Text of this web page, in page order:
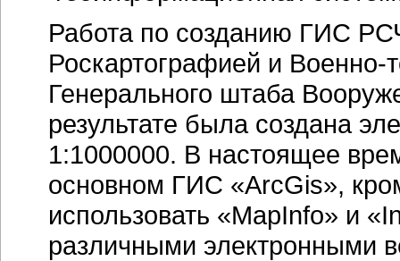
Работа по созданию ГИС
Роскартографией и Военно-
Генерального штаба
результате была создана
1:1000000. В настоящее
основном ГИС «ArcGis»,
использовать «MapInfo» и
различными электронными